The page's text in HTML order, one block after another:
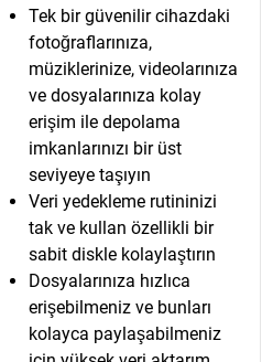
Tek bir güvenilir cihazdaki
fotoğraflarınıza,
müziklerinize, videolarınıza
ve dosyalarınıza kolay
erişim ile depolama
imkanlarınızı bir üst
seviyeye taşıyın
Veri yedekleme rutininizi
tak ve kullan özellikli bir
sabit diskle kolaylaştırın
Dosyalarınıza hızlıca
erişebilmeniz ve bunları
kolayca paylaşabilmeniz